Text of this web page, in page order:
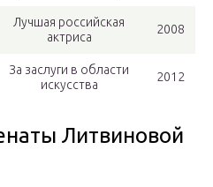
Лучшая российская
актриса
2008
За заслуги в области
искусства
2012
Литвиновой